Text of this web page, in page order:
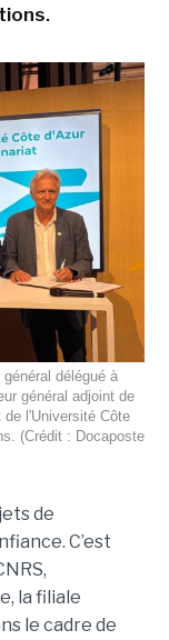
délégué à
général adjoint de
l'Université Côte
(Crédit : Docaposte
de
C’est
la filiale
le cadre de